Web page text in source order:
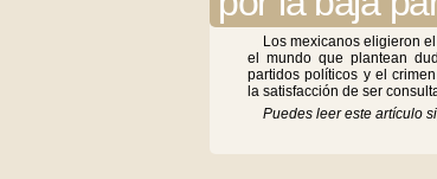
Los mexicanos eligieron
el mundo que plantean
partidos políticos y el
la satisfacción de ser
Puedes leer este artículo